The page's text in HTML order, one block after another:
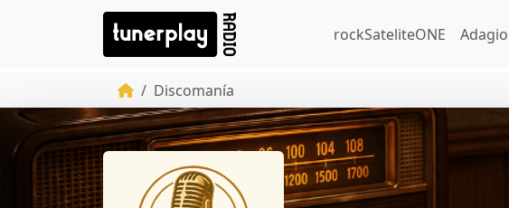
rockSateliteONE
Discomanía